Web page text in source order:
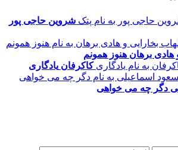
شروین حاجی پور
هادی برهان هنوز همونم
کاکرفان یادگاری
دگر چه می خواهی